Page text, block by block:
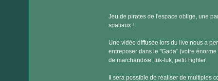
Jeu de pirates de l'espace oblige, une
spatiaux !
Une vidéo diffusée lors du live nous a
entreposer dans le "Gada" (votre
de marchandise, tuk-tuk, petit Fighter.
Il sera possible de réaliser de multiples